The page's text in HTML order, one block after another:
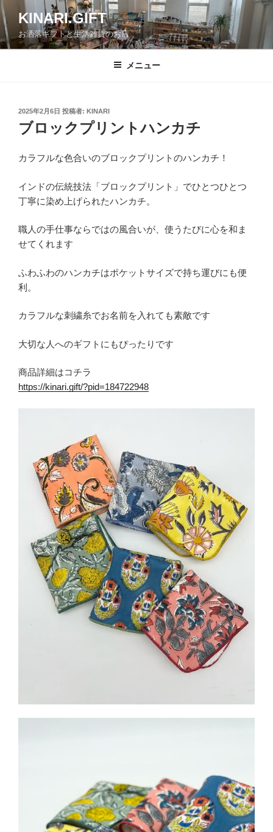
コ
ン
テ
ン
KINARI.GIFT
お洒落ギフトと生活雑貨のお店
メニュー
投
日:
2025年2月6日 投稿者: KINARI
ブロックプリントハンカチ
カラフルな色合いのブロックプリントのハンカチ！
インドの伝統技法「ブロックプリント」でひとつひとつ
丁寧に染め上げられたハンカチ。
職人の手仕事ならではの風合いが、使うたびに心を和ま
せてくれます
ふわふわのハンカチはポケットサイズで持ち運びにも便
利。
カラフルな刺繍糸でお名前を入れても素敵です
大切な人へのギフトにもぴったりです
商品詳細はコチラ
https://kinari.gift/?pid=184722948